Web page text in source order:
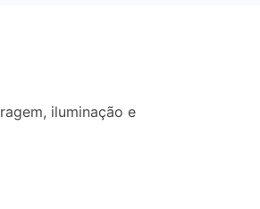
iluminação e